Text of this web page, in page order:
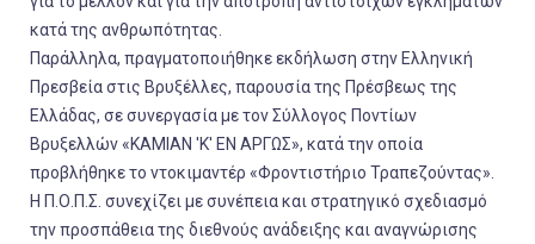
κατά της ανθρωπότητας.
Παράλληλα, πραγματοποιήθηκε εκδήλωση στην Ελληνική
Πρεσβεία στις Βρυξέλλες, παρουσία της Πρέσβεως της
Ελλάδας, σε συνεργασία με τον Σύλλογος Ποντίων
Βρυξελλών «ΚΑΜΙΑΝ 'Κ' ΕΝ ΑΡΓΩΣ», κατά την οποία
προβλήθηκε το ντοκιμαντέρ «Φροντιστήριο Τραπεζούντας».
Η Π.Ο.Π.Σ. συνεχίζει με συνέπεια και στρατηγικό σχεδιασμό
την προσπάθεια της διεθνούς ανάδειξης και αναγνώρισης